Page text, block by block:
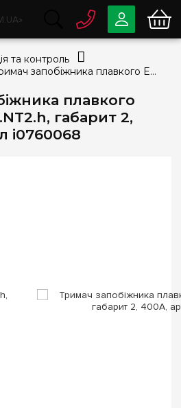
плавкого
габарит 2,
i0760068
0 80033-63-07
info@e7.com.ua
044334-79-78
Viber Telegram
та контроль
Тримач запобіжника плавкого E.NEXT e.fuse.NT2.h, габарит 2, 400А, артикул i0760068